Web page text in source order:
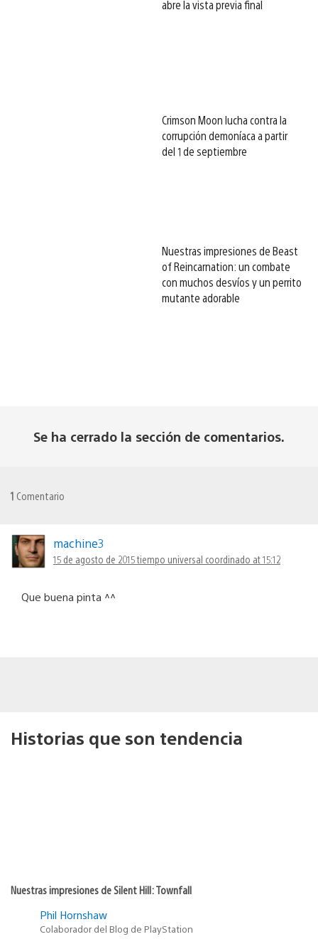
abre la vista previa final
Crimson Moon lucha contra la
corrupción demoníaca a partir
del 1 de septiembre
Nuestras impresiones de Beast
of Reincarnation: un combate
con muchos desvíos y un perrito
mutante adorable
Se ha cerrado la sección de comentarios.
1 Comentario
machine3
15 de agosto de 2015 tiempo universal coordinado at 15:12
Que buena pinta ^^
Historias que son tendencia
Nuestras impresiones de Silent Hill: Townfall
Phil Hornshaw
Colaborador del Blog de PlayStation